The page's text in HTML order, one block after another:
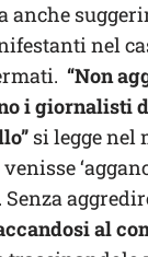
anche
nel
“Non
i giornalisti
si legge nel
al